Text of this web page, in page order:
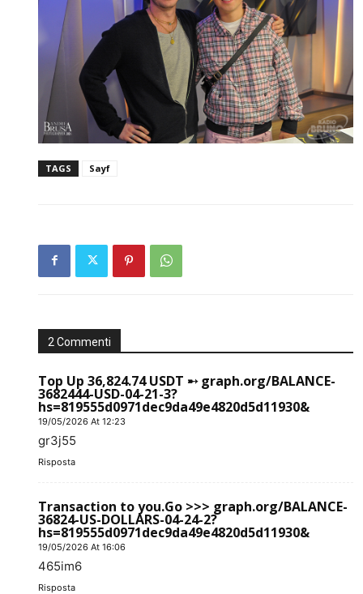
TAGS Sayf
2 Commenti
Top Up 36,824.74 USDT ➸ graph.org/BALANCE-
3682444-USD-04-21-3?
hs=819555d0971dec9da49e4820d5d11930&
19/05/2026 At 12:23
gr3j55
Risposta
Transaction to you.Go >>> graph.org/BALANCE-
36824-US-DOLLARS-04-24-2?
hs=819555d0971dec9da49e4820d5d11930&
19/05/2026 At 16:06
465im6
Risposta